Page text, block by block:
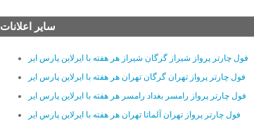
سایر اعلانات
فول چارتر پرواز شیراز گرگان شیراز هر هفته با ایرلاین پارس ایر
فول چارتر پرواز تهران گرگان تهران هر هفته با ایرلاین پارس ایر
فول چارتر پرواز رامسر بغداد رامسر هر هفته با ایرلاین پارس ایر
فول چارتر پرواز تهران آلماتا تهران هر هفته با ایرلاین پارس ایر